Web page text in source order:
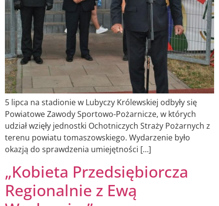
5 lipca na stadionie w Lubyczy Królewskiej odbyły się
Powiatowe Zawody Sportowo-Pożarnicze, w których
udział wzięły jednostki Ochotniczych Straży Pożarnych z
terenu powiatu tomaszowskiego. Wydarzenie było
okazją do sprawdzenia umiejętności […]
„Kobieta Przedsiębiorcza
Regionalnie z Ewą